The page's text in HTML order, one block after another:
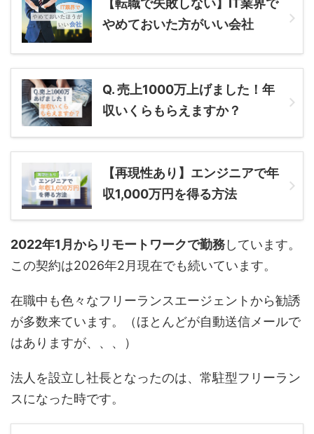
【転職で失敗しない】IT業界で
やめておいた方がいい会社
Q. 売上1000万上げました！年
収いくらもらえますか？
【再現性あり】エンジニアで年
収1,000万円を得る方法
2022年1月からリモートワークで勤務しています。
この契約は2026年2月現在でも続いています。
在職中も色々なフリーランスエージェントから勧誘
が多数来ています。（ほとんどが自動送信メールで
はありますが、、、）
法人を設立し社長となったのは、常駐型フリーラン
スになった時です。